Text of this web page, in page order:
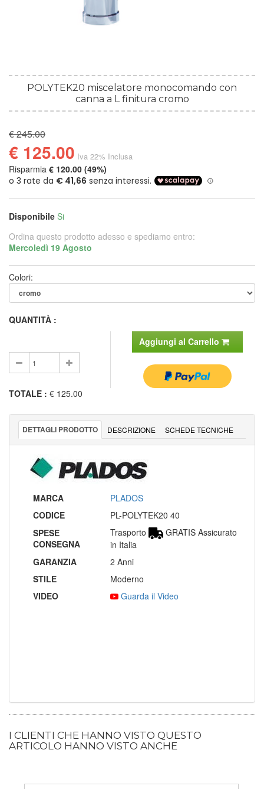
POLYTEK20 miscelatore monocomando con
canna a L finitura cromo
€ 245.00
€ 125.00 Iva 22% Inclusa
Risparmia € 120.00 (49%)
Disponibile Si
Ordina questo prodotto adesso e spediamo entro:
Mercoledì 19 Agosto
Colori:
QUANTITÀ :
Aggiungi al Carrello
TOTALE : € 125.00
DETTAGLI PRODOTTO DESCRIZIONE SCHEDE TECNICHE
MARCA
PLADOS
CODICE
PL-POLYTEK20 40
SPESE
CONSEGNA
Trasporto
GRATIS Assicurato
in Italia
GARANZIA
2 Anni
STILE
Moderno
VIDEO
Guarda il Video
I CLIENTI CHE HANNO VISTO QUESTO
ARTICOLO HANNO VISTO ANCHE